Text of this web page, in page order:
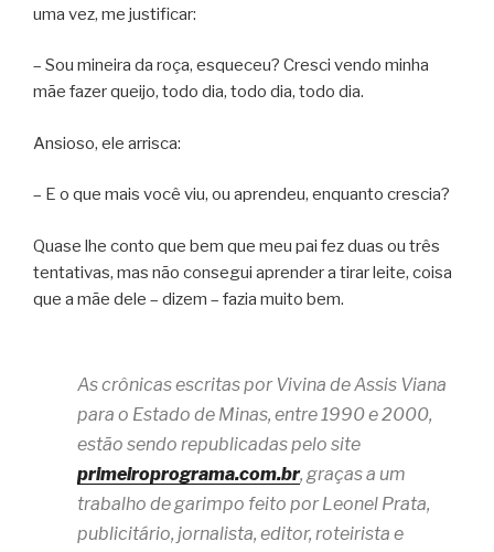
uma vez, me justificar:
– Sou mineira da roça, esqueceu? Cresci vendo minha
mãe fazer queijo, todo dia, todo dia, todo dia.
Ansioso, ele arrisca:
– E o que mais você viu, ou aprendeu, enquanto crescia?
Quase lhe conto que bem que meu pai fez duas ou três
tentativas, mas não consegui aprender a tirar leite, coisa
que a mãe dele – dizem – fazia muito bem.
As crônicas escritas por Vivina de Assis Viana
para o Estado de Minas, entre 1990 e 2000,
estão sendo republicadas pelo site
primeiroprograma.com.br, graças a um
trabalho de garimpo feito por Leonel Prata,
publicitário, jornalista, editor, roteirista e